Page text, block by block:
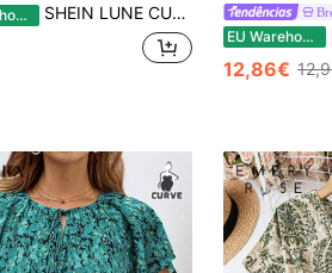
EU Warehouse SHEIN LUNE CURVE Camiseta feminina casual estampada vintage plus size solta camiseta gráfica para o verão
EU Warehouse
12,86€